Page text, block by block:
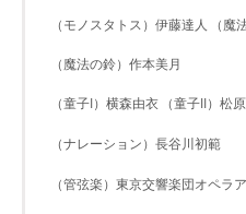
（モノスタトス）伊藤達人 （魔
（魔法の鈴）作本美月
（童子I）横森由衣 （童子II）松
（ナレーション）長谷川初範
（管弦楽）東京交響楽団オペラ